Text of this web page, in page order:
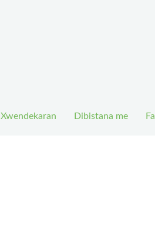
Dibistana me
Xwendekaran